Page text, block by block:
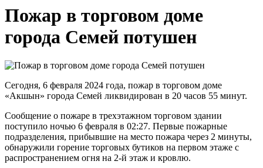
Пожар в торговом доме
города Семей потушен
Сегодня, 6 февраля 2024 года, пожар в торговом доме
«Акшын» города Семей ликвидирован в 20 часов 55 минут.
Сообщение о пожаре в трехэтажном торговом здании
поступило ночью 6 февраля в 02:27. Первые пожарные
подразделения, прибывшие на место пожара через 2 минуты,
обнаружили горение торговых бутиков на первом этаже с
распространением огня на 2-й этаж и кровлю.